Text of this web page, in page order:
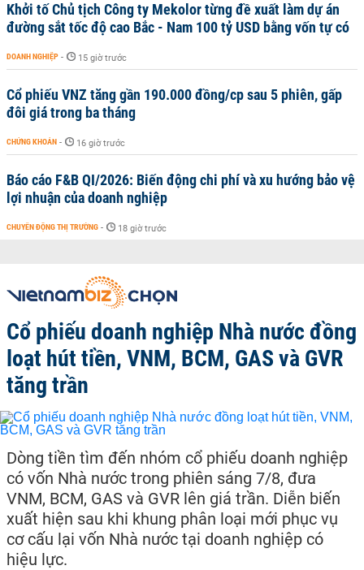
Khởi tố Chủ tịch Công ty Mekolor từng đề xuất làm dự án
đường sắt tốc độ cao Bắc - Nam 100 tỷ USD bằng vốn tự có
DOANH NGHIỆP - 15 giờ trước
Cổ phiếu VNZ tăng gần 190.000 đồng/cp sau 5 phiên, gấp
đôi giá trong ba tháng
CHỨNG KHOÁN - 16 giờ trước
Báo cáo F&B QI/2026: Biến động chi phí và xu hướng bảo vệ
lợi nhuận của doanh nghiệp
CHUYỂN ĐỘNG THỊ TRƯỜNG - 18 giờ trước
Cổ phiếu doanh nghiệp Nhà nước đồng
loạt hút tiền, VNM, BCM, GAS và GVR
tăng trần
Dòng tiền tìm đến nhóm cổ phiếu doanh nghiệp
có vốn Nhà nước trong phiên sáng 7/8, đưa
VNM, BCM, GAS và GVR lên giá trần. Diễn biến
xuất hiện sau khi khung phân loại mới phục vụ
cơ cấu lại vốn Nhà nước tại doanh nghiệp có
hiệu lực.